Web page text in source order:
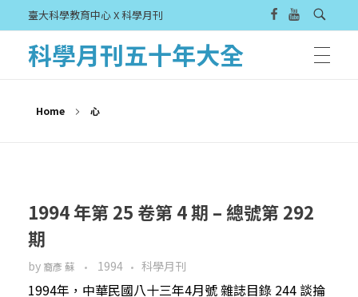
臺大科學教育中心 X 科學月刊
科學月刊五十年大全
Home 心
1994 年第 25 卷第 4 期 – 總號第 292
期
by 裔彥 蘇 1994 科學月刊
1994年，中華民國八十三年4月號 雜誌目錄 244 談掄